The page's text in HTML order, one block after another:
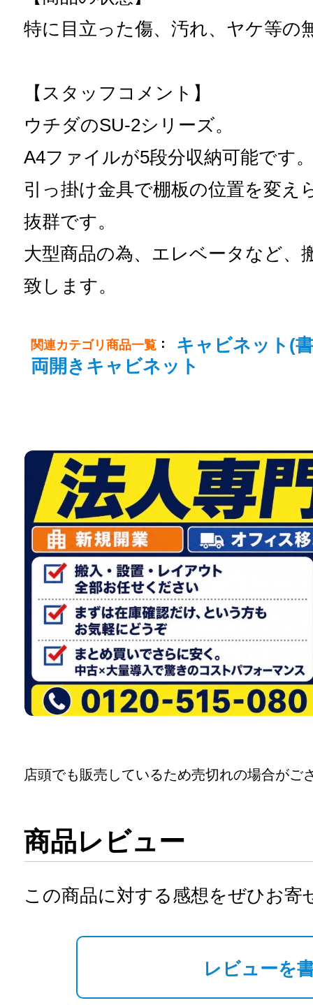
特に目立った傷、汚れ、ヤケ等の
【スタッフコメント】
ウチダのSU-2シリーズ。
A4ファイルが5段分収納可能です
引っ掛け金具で棚板の位置を変え
抜群です。
大型商品の為、エレベータなど、
致します。
関連カテゴリ商品一覧 ：
キャビネット(
両開きキャビネット
店頭でも販売しているため売切れの場合がご
商品レビュー
この商品に対する感想をぜひお寄
レビューを